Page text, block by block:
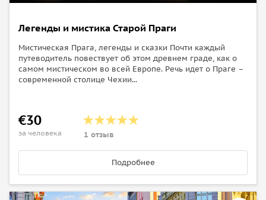
Легенды и мистика Старой Праги
Мистическая Прага, легенды и сказки Почти каждый
путеводитель повествует об этом древнем граде, как о
самом мистическом во всей Европе. Речь идет о Праге –
современной столице Чехии...
€30
за человека 1 отзыв
Подробнее